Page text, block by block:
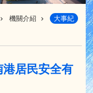
機關介紹 大事紀
居民安全有